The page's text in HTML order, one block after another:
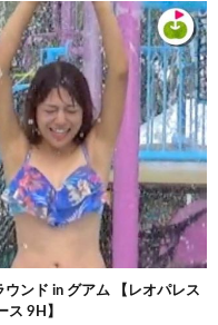
ンド in グアム 【レオパレス
ス 9H】